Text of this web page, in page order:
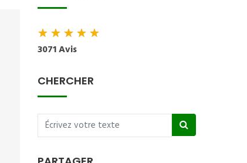
★★★★★
3071 Avis
CHERCHER